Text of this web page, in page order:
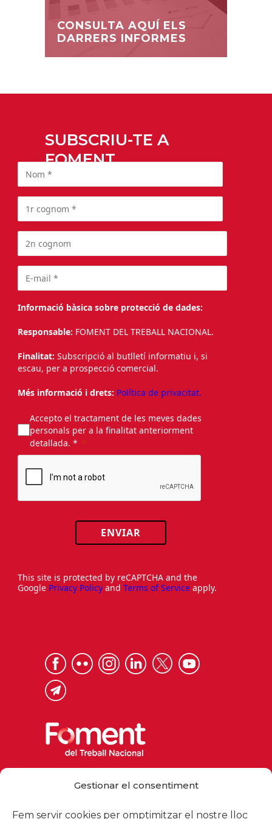
Gestionar el consentiment
Fem servir cookies per omptimitzar el nostre lloc
CONSULTA AQUÍ ELS
DARRERS INFORMES
SUBSCRIU-TE A
FOMENT
Informació bàsica sobre protecció de dades:
Responsable: FOMENT DEL TREBALL NACIONAL.
Finalitat: Subscripció al butlletí informatiu i, si
escau, per a prospecció comercial.
Més informació i drets: Política de privacitat.
Accepto el tractament de les meves dades
personals per a la finalitat anteriorment
detallada. *
ENVIAR
This site is protected by reCAPTCHA and the
Google Privacy Policy and Terms of Service apply.
foment@foment.com